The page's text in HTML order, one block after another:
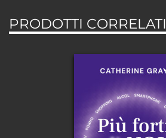
PRODOTTI CORRELATI